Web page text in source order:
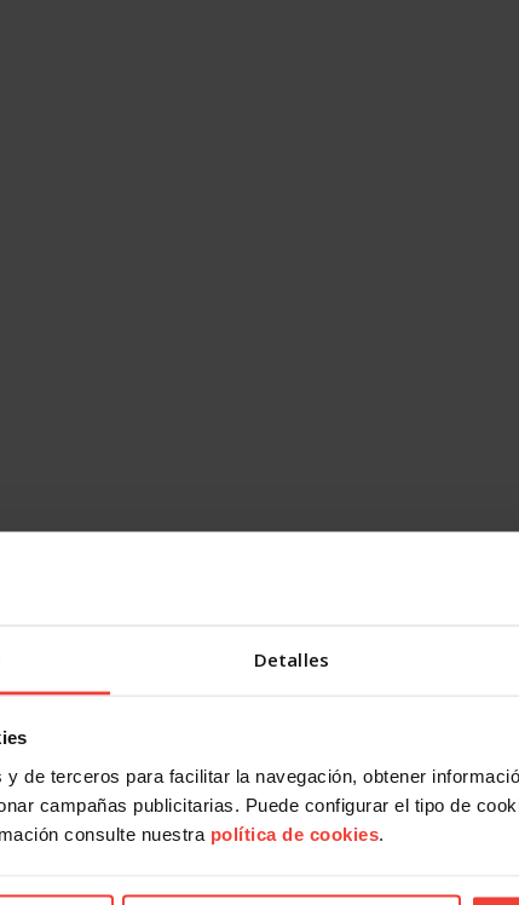
Detalles
de terceros para facilitar la navegación, obtener
campañas publicitarias. Puede configurar el tipo de
consulte nuestra política de cookies.